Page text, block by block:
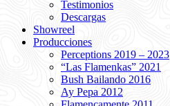
Testimonios
Descargas
Showreel
Producciones
Perceptions 2019 – 2023
“Las Flamenkas” 2021
Bush Bailando 2016
Ay Pepa 2012